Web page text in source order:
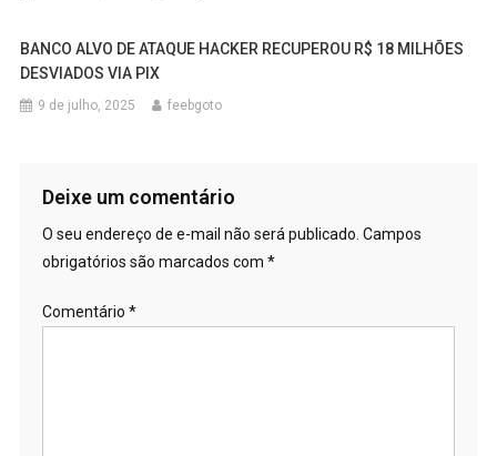
BANCO ALVO DE ATAQUE HACKER RECUPEROU R$ 18 MILHÕES
DESVIADOS VIA PIX
9 de julho, 2025 feebgoto
Deixe um comentário
O seu endereço de e-mail não será publicado. Campos
obrigatórios são marcados com *
Comentário *